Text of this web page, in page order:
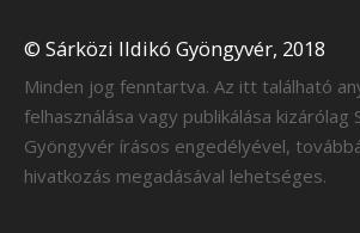
© Sárközi Ildikó Gyöngyvér, 2018
Minden jog fenntartva. Az itt található
felhasználása vagy publikálása kizárólag
Gyöngyvér írásos engedélyével,
hivatkozás megadásával lehetséges.